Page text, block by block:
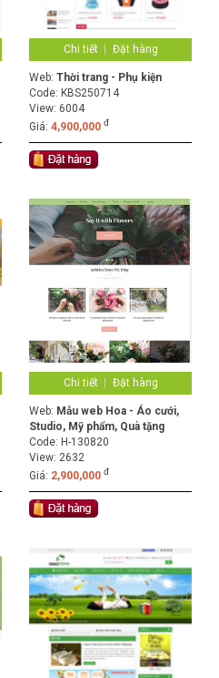
Chi tiết Đặt hàng
Web: Thời trang - Phụ kiện
Code: KBS250714
View: 6004
Giá: 4,900,000 đ
Chi tiết Đặt hàng
Web: Mẫu web Hoa - Áo cưới,
Studio, Mỹ phẩm, Quà tặng
Code: H-130820
View: 2632
Giá: 2,900,000 đ